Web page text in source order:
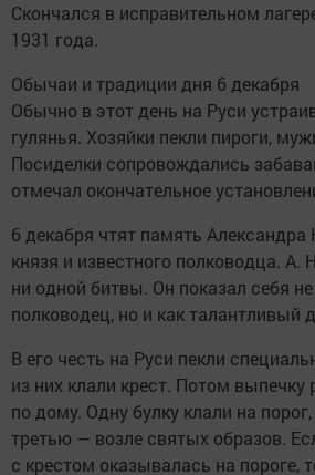
Скончался в исправительном
1931 года.
Обычаи и традиции дня 6 декабря
Обычно в этот день на Руси
гулянья. Хозяйки пекли пироги,
Посиделки сопровождались
отмечал окончательное
6 декабря чтят память Александра
князя и известного полководца. А.
ни одной битвы. Он показал себя
полководец, но и как талантливый
В его честь на Руси пекли
из них клали крест. Потом
по дому. Одну булку клали на
третью — возле святых образов.
с крестом оказывалась на пороге,